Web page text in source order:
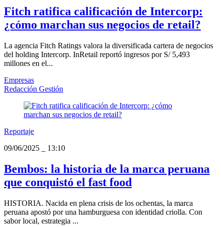
Fitch ratifica calificación de Intercorp:
¿cómo marchan sus negocios de retail?
La agencia Fitch Ratings valora la diversificada cartera de negocios
del holding Intercorp. InRetail reportó ingresos por S/ 5,493
millones en el...
Empresas
Redacción Gestión
Reportaje
09/06/2025
13:10
Bembos: la historia de la marca peruana
que conquistó el fast food
HISTORIA. Nacida en plena crisis de los ochentas, la marca
peruana apostó por una hamburguesa con identidad criolla. Con
sabor local, estrategia ...